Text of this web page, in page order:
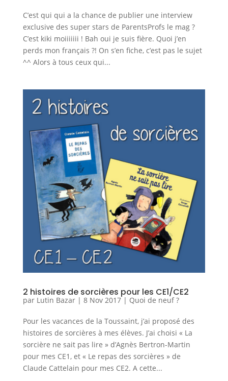
C’est qui qui a la chance de publier une interview
exclusive des super stars de ParentsProfs le mag ?
C’est kiki moiiiiiii ! Bah oui je suis fière. Quoi j’en
perds mon français ?! On s’en fiche, c’est pas le sujet
^^ Alors à tous ceux qui...
2 histoires de sorcières pour les CE1/CE2
par Lutin Bazar| 8 Nov 2017| Quoi de neuf ?
Pour les vacances de la Toussaint, j’ai proposé des
histoires de sorcières à mes élèves. J’ai choisi « La
sorcière ne sait pas lire » d’Agnès Bertron-Martin
pour mes CE1, et « Le repas des sorcières » de
Claude Cattelain pour mes CE2. A cette...